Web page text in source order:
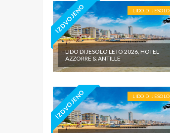
IZDVOJENO LIDO DI JESOLO
LIDO DI JESOLO LETO 2026, HOTEL
AZZORRE & ANTILLE
IZDVOJENO LIDO DI JESOLO